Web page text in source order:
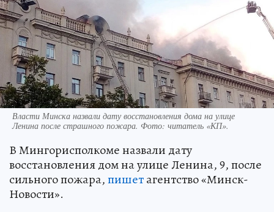
Власти Минска назвали дату восстановления дома на улице
Ленина после страшного пожара. Фото: читатель «КП».
В Мингорисполкоме назвали дату
восстановления дом на улице Ленина, 9, после
сильного пожара,пишетагентство «Минск-
Новости».